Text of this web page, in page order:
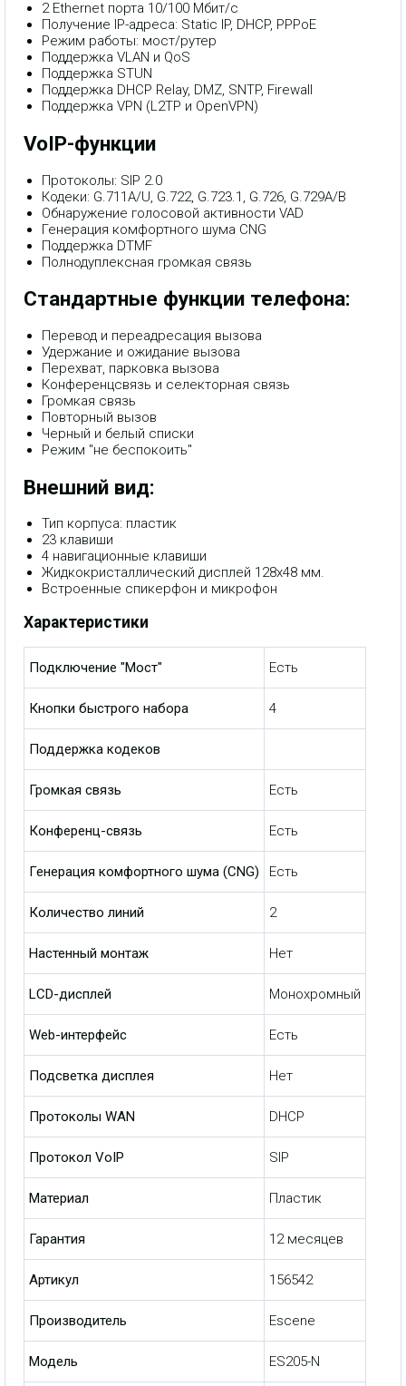
2 Ethernet порта 10/100 Мбит/с
Получение IP-адреса: Static IP, DHCP, PPPoE
Режим работы: мост/рутер
Поддержка VLAN и QoS
Поддержка STUN
Поддержка DHCP Relay, DMZ, SNTP, Firewall
Поддержка VPN (L2TP и OpenVPN)
VoIP-функции
Протоколы: SIP 2.0
Кодеки: G.711A/U, G.722, G.723.1, G.726, G.729A/B
Обнаружение голосовой активности VAD
Генерация комфортного шума CNG
Поддержка DTMF
Полнодуплексная громкая связь
Стандартные функции телефона:
Перевод и переадресация вызова
Удержание и ожидание вызова
Перехват, парковка вызова
Конференцсвязь и селекторная связь
Громкая связь
Повторный вызов
Черный и белый списки
Режим "не беспокоить"
Внешний вид:
Тип корпуса: пластик
23 клавиши
4 навигационные клавиши
Жидкокристаллический дисплей 128x48 мм.
Встроенные спикерфон и микрофон
Характеристики
Подключение "Мост" Есть
Кнопки быстрого набора 4
Поддержка кодеков
Громкая связь Есть
Конференц-связь Есть
Генерация комфортного шума (CNG) Есть
Количество линий 2
Настенный монтаж Нет
LCD-дисплей Монохромный
Web-интерфейс Есть
Подсветка дисплея Нет
Протоколы WAN DHCP
Протокол VoIP SIP
Материал Пластик
Гарантия 12 месяцев
Артикул 156542
Производитель Escene
Модель ES205-N